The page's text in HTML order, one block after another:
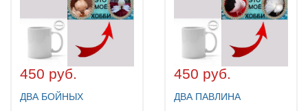
450 руб.
ДВА БОЙНЫХ
450 руб.
ДВА ПАВЛИНА